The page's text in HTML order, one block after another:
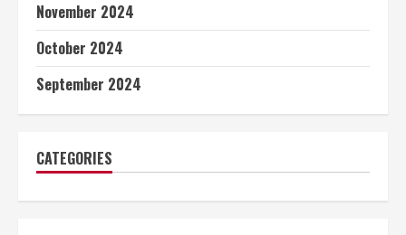
November 2024
October 2024
September 2024
CATEGORIES